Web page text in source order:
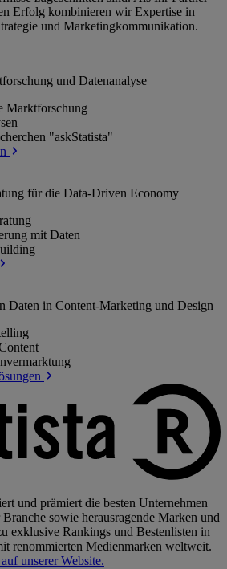
Erfolg kombinieren wir Expertise in
und Marketingkommunikation.
und Datenanalyse
Marktforschung
"askStatista"
für die Data-Driven Economy
mit Daten
Daten in Content-Marketing und Design
und prämiert die besten Unternehmen
sowie herausragende Marken und
exklusive Rankings und Bestenlisten in
renommierten Medienmarken weltweit.
unserer Website.